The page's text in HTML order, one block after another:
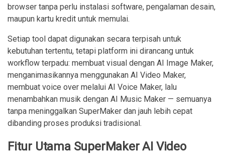
browser tanpa perlu instalasi software, pengalaman desain,
maupun kartu kredit untuk memulai.
Setiap tool dapat digunakan secara terpisah untuk
kebutuhan tertentu, tetapi platform ini dirancang untuk
workflow terpadu: membuat visual dengan AI Image Maker,
menganimasikannya menggunakan AI Video Maker,
membuat voice over melalui AI Voice Maker, lalu
menambahkan musik dengan AI Music Maker — semuanya
tanpa meninggalkan SuperMaker dan jauh lebih cepat
dibanding proses produksi tradisional.
Fitur Utama SuperMaker AI Video